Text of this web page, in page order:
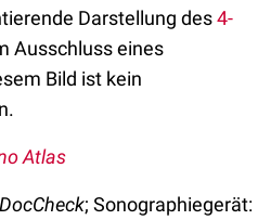
Darstellung des4-
Ausschluss eines
Bild ist kein
Atlas
DocCheck; Sonographiegerät: